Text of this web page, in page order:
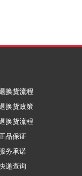
换货流程
换货政策
换货流程
品保证
务承诺
递查询